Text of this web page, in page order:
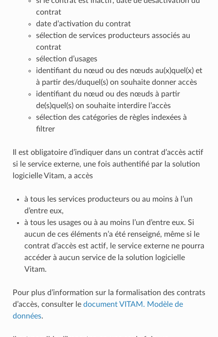
contrat
date d’activation du contrat
sélection de services producteurs associés au
contrat
sélection d’usages
identifiant du nœud ou des nœuds au(x)quel(x) et
à partir des/duquel(s) on souhaite donner accès
identifiant du nœud ou des nœuds à partir
de(s)quel(s) on souhaite interdire l’accès
sélection des catégories de règles indexées à
filtrer
Il est obligatoire d’indiquer dans un contrat d’accès actif
si le service externe, une fois authentifié par la solution
logicielle Vitam, a accès
à tous les services producteurs ou au moins à l’un
d’entre eux,
à tous les usages ou à au moins l’un d’entre eux. Si
aucun de ces éléments n’a été renseigné, même si le
contrat d’accès est actif, le service externe ne pourra
accéder à aucun service de la solution logicielle
Vitam.
Pour plus d’information sur la formalisation des contrats
d’accès, consulter le document VITAM. Modèle de
données.